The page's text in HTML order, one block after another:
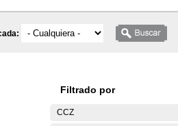
Filtrado por
CCZ